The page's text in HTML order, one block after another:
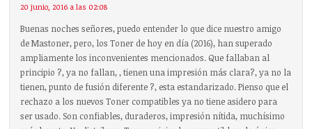
20 junio, 2016 a las 02:08
Buenas noches señores, puedo entender lo que dice nuestro amigo
de Mastoner, pero, los Toner de hoy en día (2016), han superado
ampliamente los inconvenientes mencionados. Que fallaban al
principio ?, ya no fallan, , tienen una impresión más clara?, ya no la
tienen, punto de fusión diferente ?, esta estandarizado. Pienso que el
rechazo a los nuevos Toner compatibles ya no tiene asidero para
ser usado. Son confiables, duraderos, impresión nítida, muchísimo